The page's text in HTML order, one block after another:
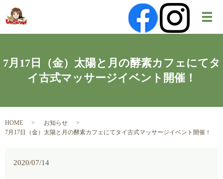
メ
7月17日（金）太陽と月の酵素カフェにてタ
イ古式マッサージイベント開催！
HOME
お知らせ
7月17日（金）太陽と月の酵素カフェにてタイ古式マッサージイベント開催！
2020/07/14